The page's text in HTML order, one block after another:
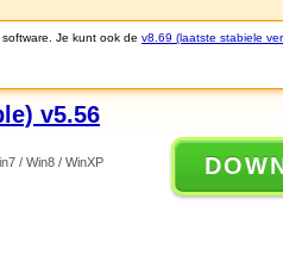
Je kunt ook de v8.69 (laatste stabiele
v5.56
/ Win8 / WinXP